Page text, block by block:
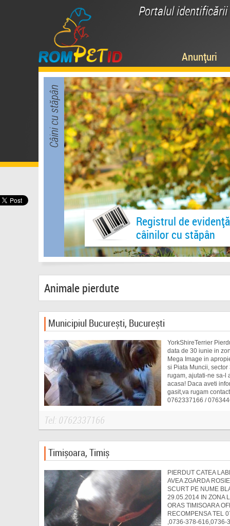
Portalul
Anunțuri
Câini cu stăpân
Registrul de
câinilor cu stăpân
Animale pierdute
Municipiul București, București
YorkShireTerrier
data de 30 iunie in
Mega Image in
si Piata Muncii, sector
rugam, ajutati-ne sa-l
acasa! Daca aveti
gasit,va rugam
0762337166 /
Tel: 0762337166
Timișoara, Timiș
PIERDUT CATEA
AVEA ZGARDA
SCURT PE NUME
29.05.2014 IN ZONA
ORAS TIMISOARA
RECOMPENSA TEL
,0736-378-616,0736-